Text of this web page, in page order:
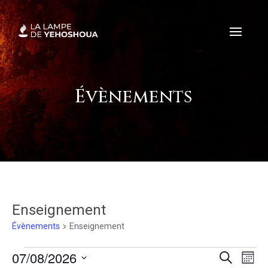
Évènements
Enseignement
Évènements Enseignement
Évènements Recherche
Mois
07/08/2026